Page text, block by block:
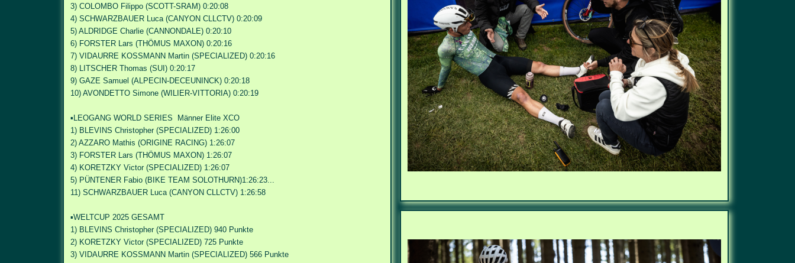
3) COLOMBO Filippo (SCOTT-SRAM) 0:20:08
4) SCHWARZBAUER Luca (CANYON CLLCTV) 0:20:09
5) ALDRIDGE Charlie (CANNONDALE) 0:20:10
6) FORSTER Lars (THÖMUS MAXON) 0:20:16
7) VIDAURRE KOSSMANN Martin (SPECIALIZED) 0:20:16
8) LITSCHER Thomas (SUI) 0:20:17
9) GAZE Samuel (ALPECIN-DECEUNINCK) 0:20:18
10) AVONDETTO Simone (WILIER-VITTORIA) 0:20:19
▪️LEOGANG WORLD SERIES Männer Elite XCO
1) BLEVINS Christopher (SPECIALIZED) 1:26:00
2) AZZARO Mathis (ORIGINE RACING) 1:26:07
3) FORSTER Lars (THÖMUS MAXON) 1:26:07
4) KORETZKY Victor (SPECIALIZED) 1:26:07
5) PÜNTENER Fabio (BIKE TEAM SOLOTHURN)1:26:23...
11) SCHWARZBAUER Luca (CANYON CLLCTV) 1:26:58
▪️WELTCUP 2025 GESAMT
1) BLEVINS Christopher (SPECIALIZED) 940 Punkte
2) KORETZKY Victor (SPECIALIZED) 725 Punkte
3) VIDAURRE KOSSMANN Martin (SPECIALIZED) 566 Punkte